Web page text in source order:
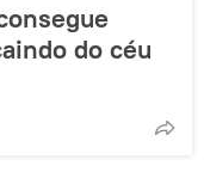
do céu